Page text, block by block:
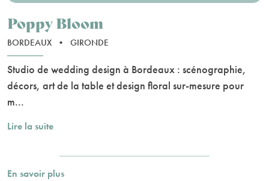
Poppy Bloom
BORDEAUX • GIRONDE
Studio de wedding design à Bordeaux : scénographie,
décors, art de la table et design floral sur-mesure pour
m...
Lire la suite
En savoir plus